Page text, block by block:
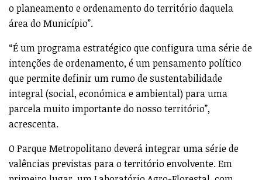
o planeamento e ordenamento do território daquela
área do Município”.
“É um programa estratégico que configura uma série de
intenções de ordenamento, é um pensamento político
que permite definir um rumo de sustentabilidade
integral (social, económica e ambiental) para uma
parcela muito importante do nosso território”,
acrescenta.
O Parque Metropolitano deverá integrar uma série de
valências previstas para o território envolvente. Em